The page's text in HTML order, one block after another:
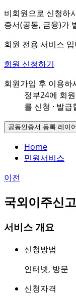
비회원으로 신청하
증서(공동, 금융)가
회원 전용 서비스
회원 신청하기
회원가입 후 이용하
정부24에 회
를 신청 · 발
공동인증서 등록 레이
Home
민원서비스
이전
국외이주신고
서비스 개요
신청방법
인터넷, 방문
신청자격